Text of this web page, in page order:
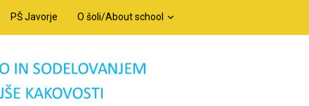
PŠ Javorje O šoli/About school